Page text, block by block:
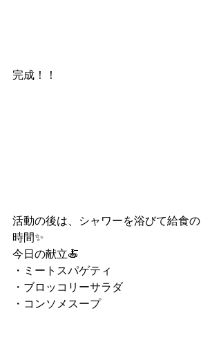
完成！！
活動の後は、シャワーを浴びて給食の
時間✨
今日の献立🍝
・ミートスパゲティ
・ブロッコリーサラダ
・コンソメスープ